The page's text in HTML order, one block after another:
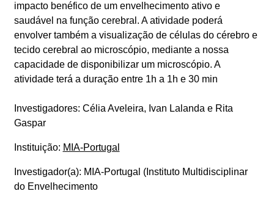
impacto benéfico de um envelhecimento ativo e
saudável na função cerebral. A atividade poderá
envolver também a visualização de células do cérebro e
tecido cerebral ao microscópio, mediante a nossa
capacidade de disponibilizar um microscópio. A
atividade terá a duração entre 1h a 1h e 30 min
Investigadores: Célia Aveleira, Ivan Lalanda e Rita
Gaspar
Instituição: MIA-Portugal
Investigador(a): MIA-Portugal (Instituto Multidisciplinar
do Envelhecimento